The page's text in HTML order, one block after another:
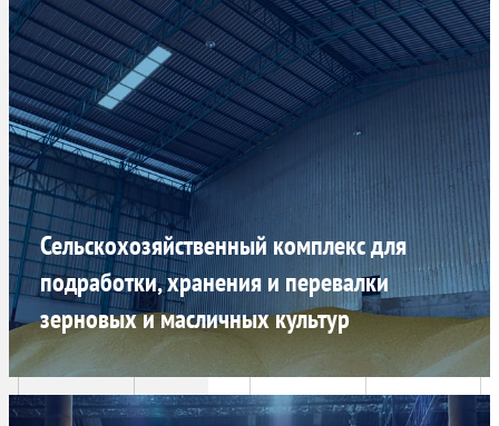
Сельскохозяйственный комплекс для
подработки, хранения и перевалки
зерновых и масличных культур